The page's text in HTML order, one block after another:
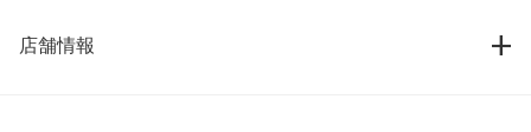
店舗情報